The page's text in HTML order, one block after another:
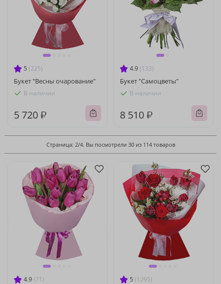
5 (225)
Букет "Весны очарование"
В наличии
5 720 ₽
4.9 (133)
Букет "Самоцветы"
В наличии
8 510 ₽
Страница: 2/4. Вы посмотрели 30 из 114 товаров
4.9 (71) 5 (1295)